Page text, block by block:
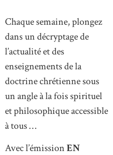
Chaque semaine, plongez
dans un décryptage de
l’actualité et des
enseignements de la
doctrine chrétienne sous
un angle à la fois spirituel
et philosophique accessible
à tous …
Avec l’émissionEN